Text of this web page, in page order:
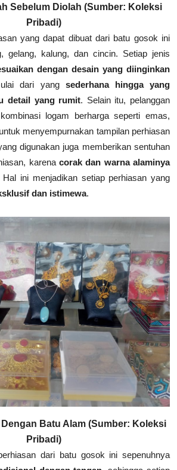
Sebelum Diolah (Sumber: Koleksi
Pribadi)
yang dapat dibuat dari batu gosok ini
gelang, kalung, dan cincin. Setiap jenis
dengan desain yang diinginkan
dari yang sederhana hingga yang
detail yang rumit. Selain itu, pelanggan
logam berharga seperti emas,
menyempurnakan tampilan perhiasan
digunakan juga memberikan sentuhan
karena corak dan warna alaminya
Hal ini menjadikan setiap perhiasan yang
dan istimewa.
Batu Alam (Sumber: Koleksi
Pribadi)
dari batu gosok ini sepenuhnya